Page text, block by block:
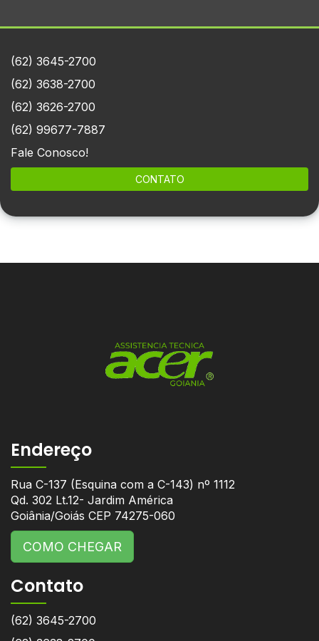
(62) 3645-2700
(62) 3638-2700
(62) 3626-2700
(62) 99677-7887
Fale Conosco!
CONTATO
Endereço
Rua C-137 (Esquina com a C-143) nº 1112
Qd. 302 Lt.12- Jardim América
Goiânia/Goiás CEP 74275-060
COMO CHEGAR
Contato
(62) 3645-2700